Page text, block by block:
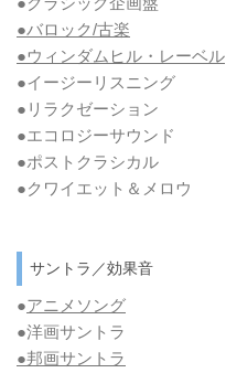
●バロック/古楽
●ウィンダムヒル・レーベル
●イージーリスニング
●リラクゼーション
●エコロジーサウンド
●ポストクラシカル
●クワイエット＆メロウ
サントラ／効果音
●アニメソング
●洋画サントラ
●邦画サントラ